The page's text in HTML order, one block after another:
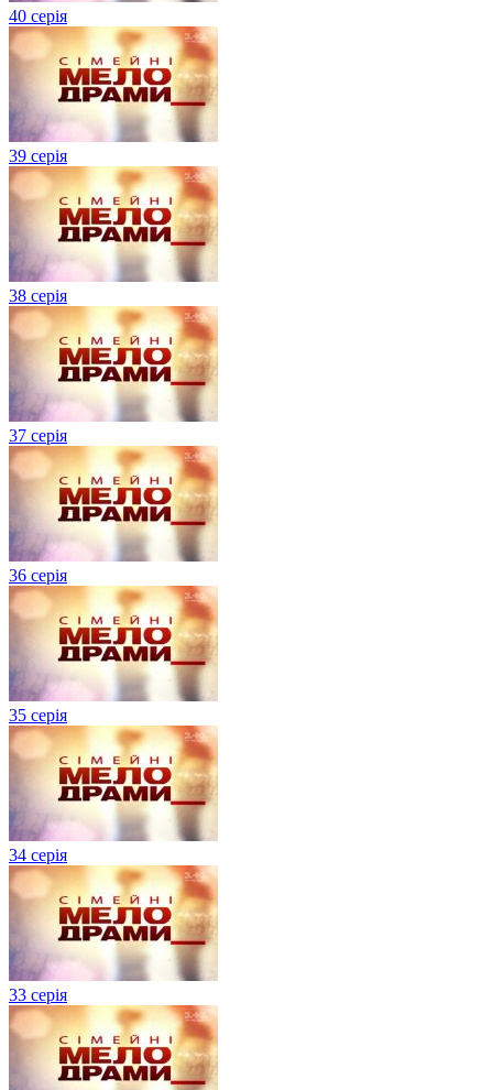
40 серія
39 серія
38 серія
37 серія
36 серія
35 серія
34 серія
33 серія